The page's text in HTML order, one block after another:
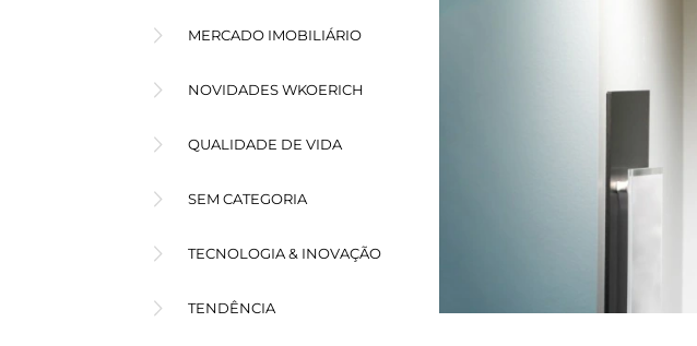
MERCADO IMOBILIÁRIO
NOVIDADES WKOERICH
QUALIDADE DE VIDA
SEM CATEGORIA
TECNOLOGIA & INOVAÇÃO
TENDÊNCIA